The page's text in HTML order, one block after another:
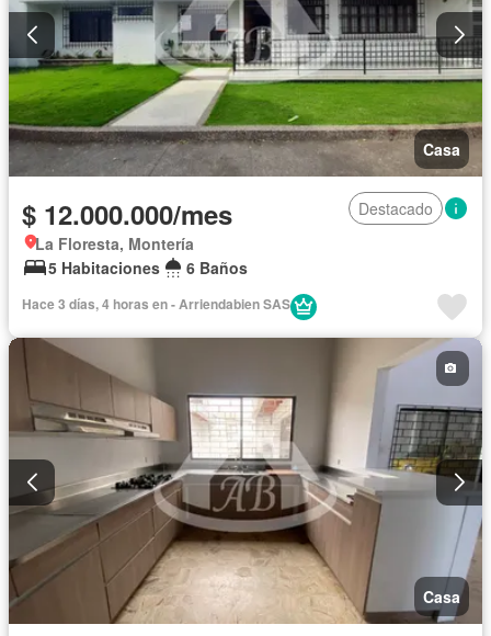
Casa
$ 12.000.000/mes
Destacado
La Floresta, Montería
5 Habitaciones
6 Baños
Hace 3 días, 4 horas en - Arriendabien SAS
Casa